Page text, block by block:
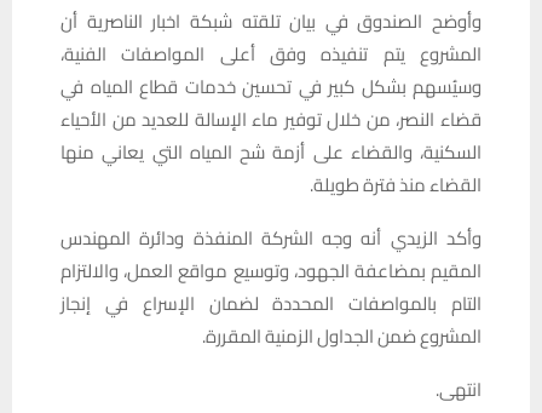
وأوضح الصندوق في بيان تلقته شبكة اخبار الناصرية أن
المشروع يتم تنفيذه وفق أعلى المواصفات الفنية،
وسيُسهم بشكل كبير في تحسين خدمات قطاع المياه في
قضاء النصر، من خلال توفير ماء الإسالة للعديد من الأحياء
السكنية، والقضاء على أزمة شح المياه التي يعاني منها
القضاء منذ فترة طويلة.
وأكد الزيدي أنه وجه الشركة المنفذة ودائرة المهندس
المقيم بمضاعفة الجهود، وتوسيع مواقع العمل، والالتزام
التام بالمواصفات المحددة لضمان الإسراع في إنجاز
المشروع ضمن الجداول الزمنية المقررة.
انتهى.